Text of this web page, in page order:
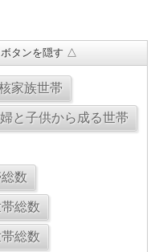
タンを隠す △